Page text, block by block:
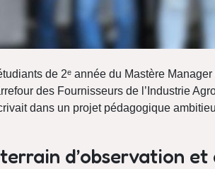
de 2ᵉ année du Mastère
des Fournisseurs de l’Industrie
dans un projet pédagogique
d’observation et